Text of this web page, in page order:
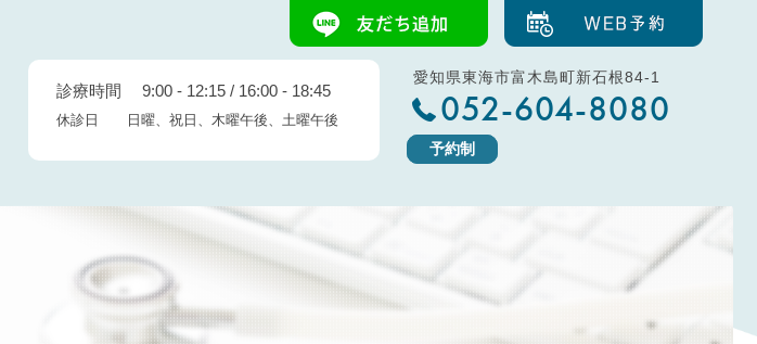
診療時間 9:00 - 12:15 / 16:00 - 18:45
休診日 日曜、祝日、木曜午後、土曜午後
愛知県東海市富木島町新石根84-1
052-604-8080
予約制